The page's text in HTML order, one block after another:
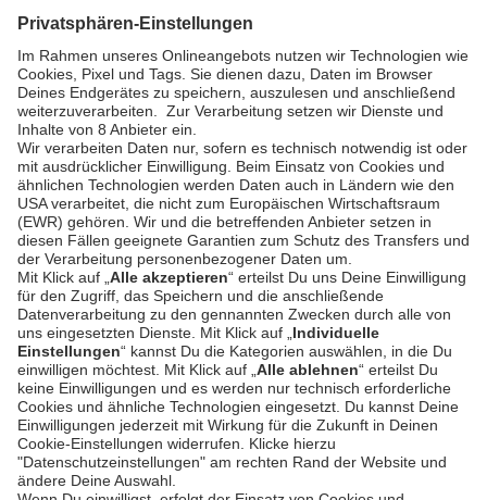
Commerce
Risikomanagement
Preise
SICHERHEIT & COMPLIANCE
Sicherheit
PSD2 - Starke
Kundenauthentifizierung
PCI DSS -
Datensicherheit
Betrugsprävention
SERVICE & SUPPORT
Entwickler-
Dokumentation
Dokumentation
Unzer Austria
Rechtliche
Dokumente
Hilfe-Center